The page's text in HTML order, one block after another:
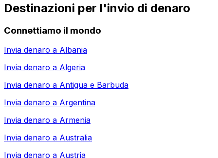
Destinazioni per l'invio di denaro
Connettiamo il mondo
Invia denaro a Albania
Invia denaro a Algeria
Invia denaro a Antigua e Barbuda
Invia denaro a Argentina
Invia denaro a Armenia
Invia denaro a Australia
Invia denaro a Austria